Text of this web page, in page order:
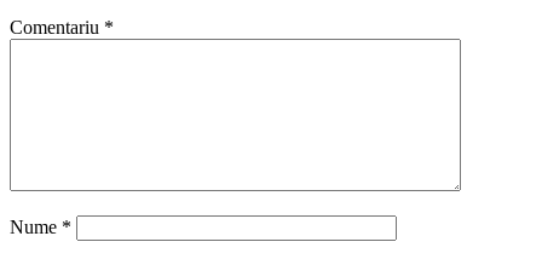
Comentariu *
Nume *